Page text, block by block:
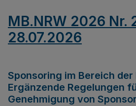
MB.NRW 2026 Nr.
28.07.2026
Sponsoring im Bereich der
Ergänzende Regelungen
Genehmigung von